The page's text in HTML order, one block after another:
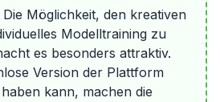
Möglichkeit, den kreativen
Modelltraining zu
es besonders attraktiv.
Version der Plattform
kann, machen die